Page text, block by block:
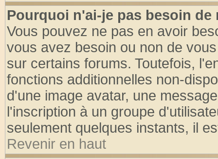
Pourquoi n'ai-je pas besoin de
Vous pouvez ne pas en avoir
vous avez besoin ou non de
sur certains forums. Toutefois,
fonctions additionnelles non-
d'une image avatar, une
l'inscription à un groupe
seulement quelques instants, il
Revenir en haut